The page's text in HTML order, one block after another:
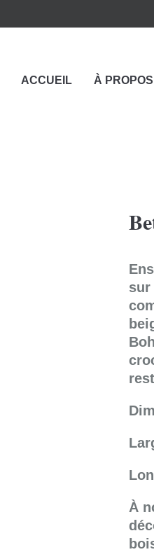
ACCUEIL À PROPOS
sur
À